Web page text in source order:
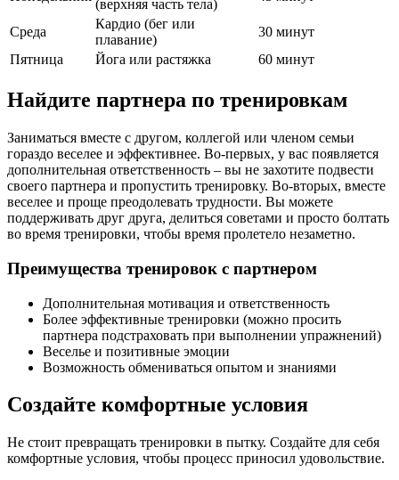
(верхняя часть тела)
Среда
Кардио (бег или
плавание)
30 минут
Пятница
Йога или растяжка 60 минут
Найдите партнера по тренировкам
Заниматься вместе с другом, коллегой или членом семьи
гораздо веселее и эффективнее. Во-первых, у вас появляется
дополнительная ответственность – вы не захотите подвести
своего партнера и пропустить тренировку. Во-вторых, вместе
веселее и проще преодолевать трудности. Вы можете
поддерживать друг друга, делиться советами и просто болтать
во время тренировки, чтобы время пролетело незаметно.
Преимущества тренировок с партнером
Дополнительная мотивация и ответственность
Более эффективные тренировки (можно просить
партнера подстраховать при выполнении упражнений)
Веселье и позитивные эмоции
Возможность обмениваться опытом и знаниями
Создайте комфортные условия
Не стоит превращать тренировки в пытку. Создайте для себя
комфортные условия, чтобы процесс приносил удовольствие.